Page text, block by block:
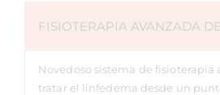
FISIOTERAPIA AVANZADA
Novedoso sistema de fisioterapia
tratar el linfedema desde un